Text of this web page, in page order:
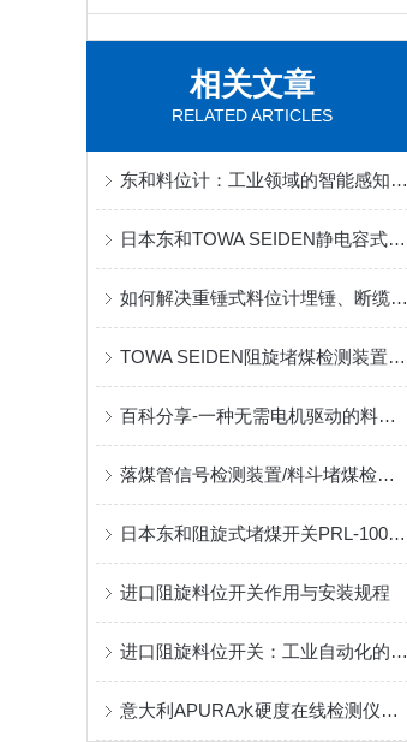
相关文章
RELATED ARTICLES
东和料位计：工业领域的智能感知专家
日本东和TOWA SEIDEN静电容式料位开关在盐仓的深度应用实践
如何解决重锤式料位计埋锤、断缆的问题?
TOWA SEIDEN阻旋堵煤检测装置：工业场景下的可靠之选
百科分享-一种无需电机驱动的料流开关
落煤管信号检测装置/料斗堵煤检测传感器/堆煤传感器/PRL-100型
日本东和阻旋式堵煤开关PRL-100在输煤系统中的应用
进口阻旋料位开关作用与安装规程
进口阻旋料位开关：工业自动化的精准“眼睛”
意大利APURA水硬度在线检测仪是否适合工业水硬度在线检测？